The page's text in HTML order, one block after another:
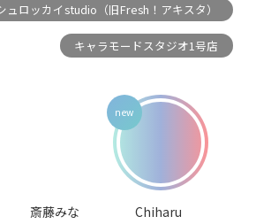
ュロッカイstudio（旧Fresh！アキスタ）
キャラモードスタジオ1号店
斎藤みな Chiharu